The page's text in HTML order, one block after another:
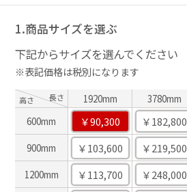
1.商品サイズを選ぶ
下記からサイズを選んでください
※表記価格は税別になります
高さ 長さ 1920mm 3780mm
600mm
￥90,300 ￥182,800
900mm ￥103,600 ￥219,500
1200mm ￥113,700 ￥248,000